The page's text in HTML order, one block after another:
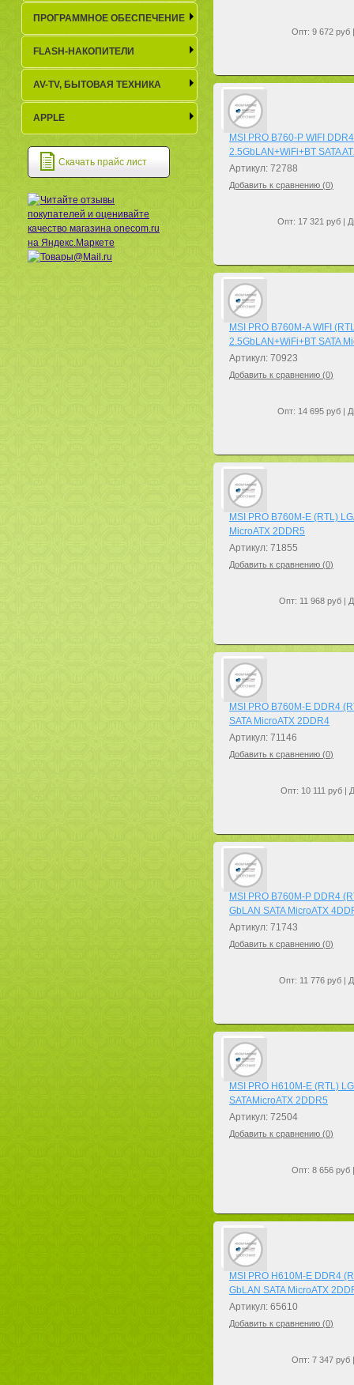
Опт: 9 672 руб
MSI PRO B760-P WIFI
2.5GbLAN+WiFi+BT SATA
Артикул: 72788
Добавить к сравнению (0)
Опт: 17 321 руб |
MSI PRO B760M-A WIFI
2.5GbLAN+WiFi+BT SATA
Артикул: 70923
Добавить к сравнению (0)
Опт: 14 695 руб |
MSI PRO B760M-E (RTL)
MicroATX 2DDR5
Артикул: 71855
Добавить к сравнению (0)
Опт: 11 968 руб |
MSI PRO B760M-E DDR4
SATA MicroATX 2DDR4
Артикул: 71146
Добавить к сравнению (0)
Опт: 10 111 руб |
MSI PRO B760M-P DDR4
GbLAN SATA MicroATX
Артикул: 71743
Добавить к сравнению (0)
Опт: 11 776 руб |
MSI PRO H610M-E (RTL)
SATAMicroATX 2DDR5
Артикул: 72504
Добавить к сравнению (0)
Опт: 8 656 руб
MSI PRO H610M-E DDR4
GbLAN SATA MicroATX
Артикул: 65610
Добавить к сравнению (0)
Опт: 7 347 руб
ПРОГРАММНОЕ ОБЕСПЕЧЕНИЕ
FLASH-НАКОПИТЕЛИ
AV-TV, БЫТОВАЯ ТЕХНИКА
APPLE
Скачать прайс лист